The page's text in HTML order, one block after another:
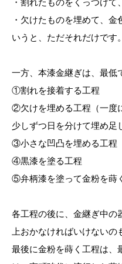
・割れたものをくっつけて
・欠けたものを埋めて、
いうと、ただそれだけです。
一方、本漆金継ぎは、最低
①割れを接着する工程
②欠けを埋める工程（一度
少しずつ日を分けて埋め足
③小さな凹凸を埋める工程
④黒漆を塗る工程
⑤弁柄漆を塗って金粉を蒔
各工程の後に、金継ぎ中の
上おかなければいけないの
最後に金粉を蒔く工程は、